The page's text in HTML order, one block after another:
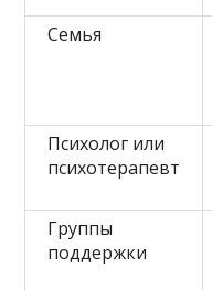
Семья
Психолог или
психотерапевт
Группы
поддержки